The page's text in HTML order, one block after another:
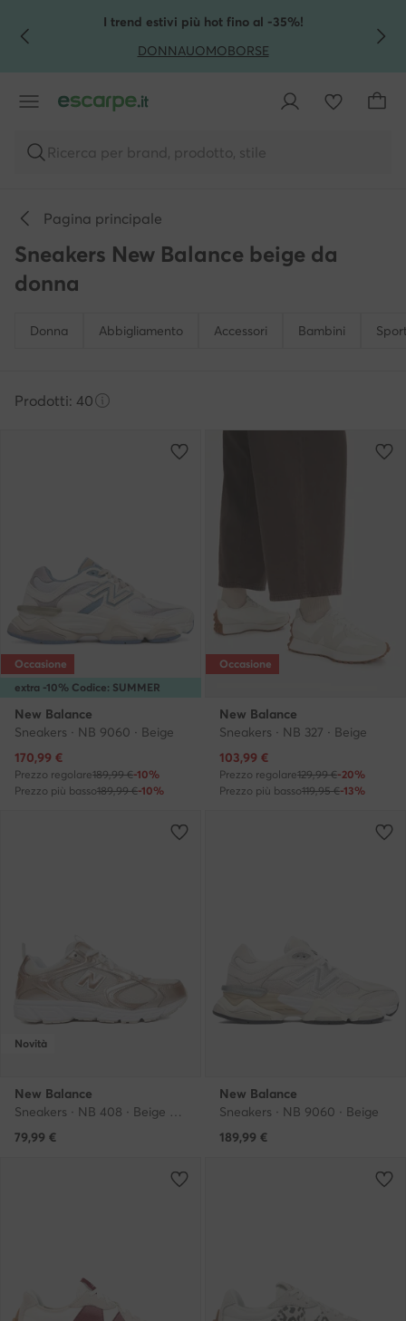
VAI AL CONTENUTO PRINCIPALE
VAI ALLA RICERCAI trend estivi più hot fino al -35%!
DONNAUOMOBORSE
Ricerca per brand, prodotto, stile
Pagina principale
Sneakers New Balance beige da
donna
Donna Abbigliamento Accessori Bambini
Prodotti: 40
extra -10% Codice: SUMMER
Occasione
New Balance
Sneakers · NB 9060 · Beige
Prezzo attuale
170,99 €
Prezzo regolare189,99 €-10%
Prezzo più basso189,99 €-10%
Occasione
New Balance
Sneakers · NB 327 · Beige
Prezzo attuale
103,99 €
Prezzo regolare129,99 €-20%
Prezzo più basso119,95 €-13%
Novità
New Balance
Sneakers · NB 408 · Beige chiaro
79,99 €
New Balance
Sneakers · NB 9060 · Beige
189,99 €